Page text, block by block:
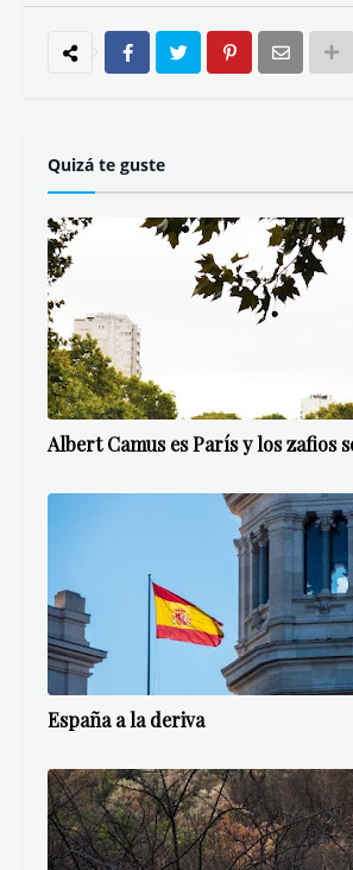
Quizá te guste
Albert Camus es París y los zafios
España a la deriva